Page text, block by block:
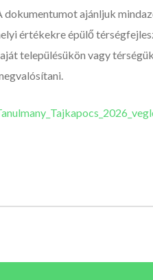
dokumentumot ajánljuk
értékekre épülő
településükön vagy